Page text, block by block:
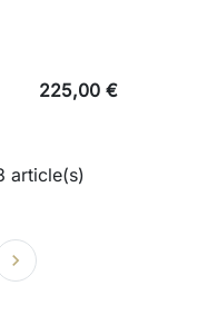
225,00 €
article(s)
